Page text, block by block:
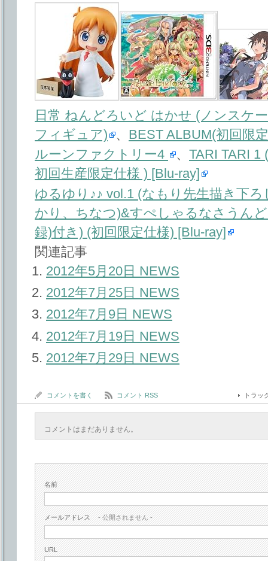
日常 ねんどろいど はかせ (ノンスケ
フィギュア)
、 BEST ALBUM(初回限
ルーンファクトリー4
、 TARI TARI 1
初回生産限定仕様 ) [Blu-ray]
ゆるゆり♪♪ vol.1 (なもり先生描き下
かり、ちなつ)&すぺしゃるなさうん
録)付き) (初回限定仕様) [Blu-ray]
関連記事
2012年5月20日 NEWS
2012年7月25日 NEWS
2012年7月9日 NEWS
2012年7月19日 NEWS
2012年7月29日 NEWS
コメントを書く コメント RSS トラ
コメントはまだありません。
名前
メールアドレス - 公開されません -
URL